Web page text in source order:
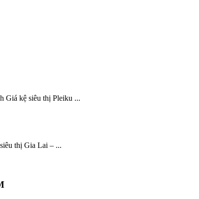
Giá kệ siêu thị Pleiku ...
thị Gia Lai – ...